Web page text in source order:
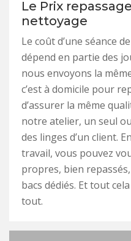
Le Prix
nettoyage
Le coût d’une séance
dépend en partie des
nous envoyons la
c’est à domicile pour
d’assurer la même
notre atelier, un seul
des linges d’un client.
travail, vous pouvez
propres, bien
bacs dédiés. Et tout
tout.